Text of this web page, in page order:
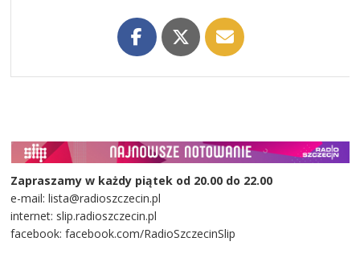
Zapraszamy w każdy piątek od 20.00 do 22.00
e-mail: lista@radioszczecin.pl
internet: slip.radioszczecin.pl
facebook: facebook.com/RadioSzczecinSlip